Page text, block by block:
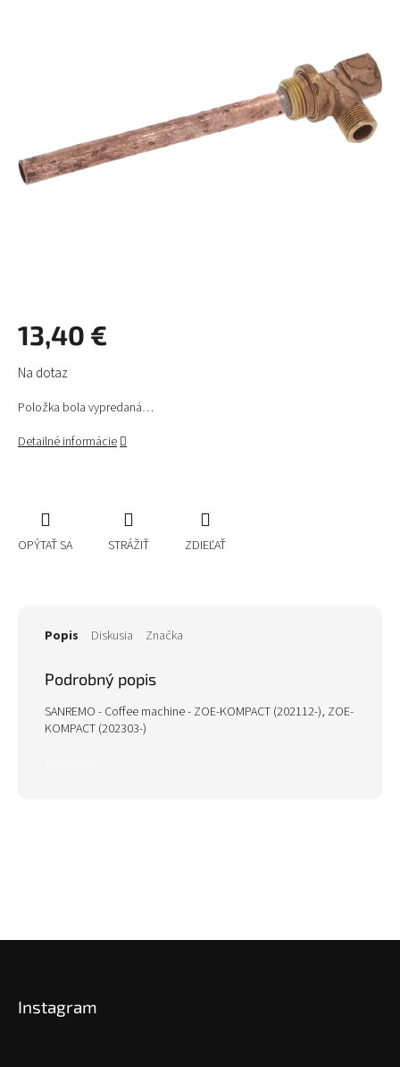
13,40 €
Jednotková
cena:
Na dotaz
Položka bola vypredaná…
Detailné informácie
OPÝTAŤ SA STRÁŽIŤ ZDIEĽAŤ
Popis Diskusia Značka
Podrobný popis
SANREMO - Coffee machine - ZOE-KOMPACT (202112-), ZOE-
KOMPACT (202303-)
Instagram